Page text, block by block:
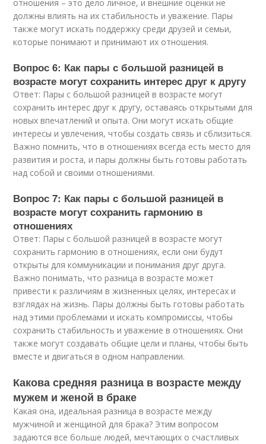
отношения – это дело личное, и внешние оценки не
должны влиять на их стабильность и уважение. Пары
также могут искать поддержку среди друзей и семьи,
которые понимают и принимают их отношения.
Вопрос 6: Как пары с большой разницей в
возрасте могут сохранить интерес друг к другу
Ответ: Пары с большой разницей в возрасте могут
сохранить интерес друг к другу, оставаясь открытыми для
новых впечатлений и опыта. Они могут искать общие
интересы и увлечения, чтобы создать связь и сблизиться.
Важно помнить, что в отношениях всегда есть место для
развития и роста, и пары должны быть готовы работать
над собой и своими отношениями.
Вопрос 7: Как пары с большой разницей в
возрасте могут сохранить гармонию в
отношениях
Ответ: Пары с большой разницей в возрасте могут
сохранить гармонию в отношениях, если они будут
открыты для коммуникации и понимания друг друга.
Важно понимать, что разница в возрасте может
привести к различиям в жизненных целях, интересах и
взглядах на жизнь. Пары должны быть готовы работать
над этими проблемами и искать компромиссы, чтобы
сохранить стабильность и уважение в отношениях. Они
также могут создавать общие цели и планы, чтобы быть
вместе и двигаться в одном направлении.
Какова средняя разница в возрасте между
мужем и женой в браке
Какая она, идеальная разница в возрасте между
мужчиной и женщиной для брака? Этим вопросом
задаются все больше людей, мечтающих о счастливых